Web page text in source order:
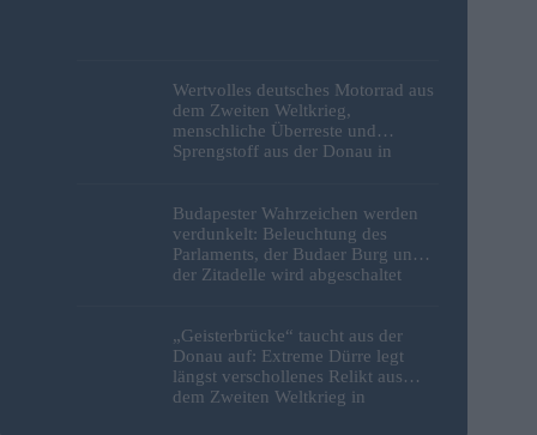
Wertvolles deutsches Motorrad aus
dem Zweiten Weltkrieg,
menschliche Überreste und
Sprengstoff aus der Donau in
Budapester Wahrzeichen werden
verdunkelt: Beleuchtung des
Parlaments, der Budaer Burg und
der Zitadelle wird abgeschaltet
„Geisterbrücke“ taucht aus der
Donau auf: Extreme Dürre legt
längst verschollenes Relikt aus
dem Zweiten Weltkrieg in